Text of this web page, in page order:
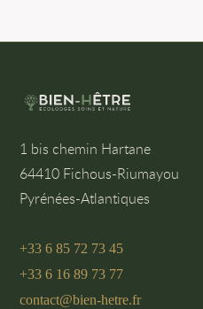
1 bis chemin Hartane
64410 Fichous-Riumayou
Pyrénées-Atlantiques
+33 6 85 72 73 45
+33 6 16 89 73 77
contact@bien-hetre.fr